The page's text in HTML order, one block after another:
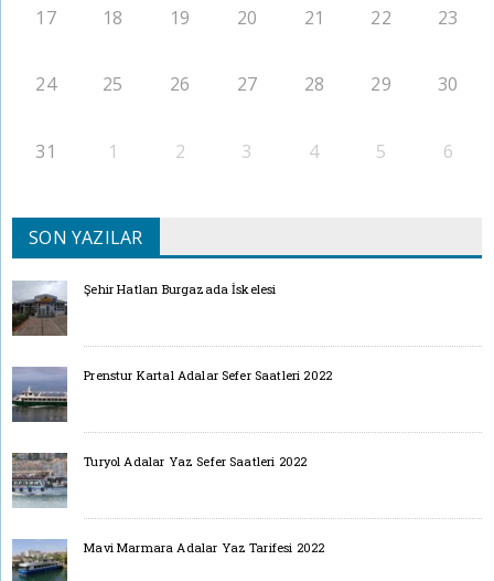
17 18 19 20 21 22 23
24 25 26 27 28 29 30
31 1 2 3 4 5 6
SON YAZILAR
Şehir Hatları Burgazada İskelesi
Prenstur Kartal Adalar Sefer Saatleri 2022
Turyol Adalar Yaz Sefer Saatleri 2022
Mavi Marmara Adalar Yaz Tarifesi 2022